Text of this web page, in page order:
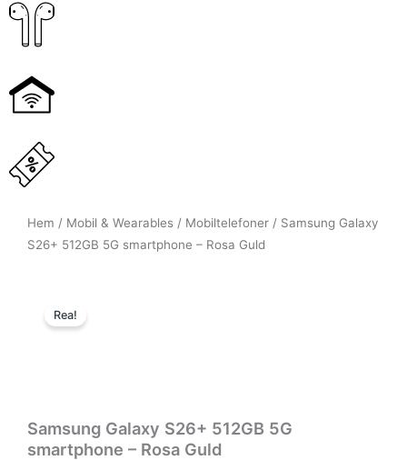
Hem / Mobil & Wearables / Mobiltelefoner / Samsung Galaxy
S26+ 512GB 5G smartphone – Rosa Guld
Rea!
Samsung Galaxy S26+ 512GB 5G
smartphone – Rosa Guld